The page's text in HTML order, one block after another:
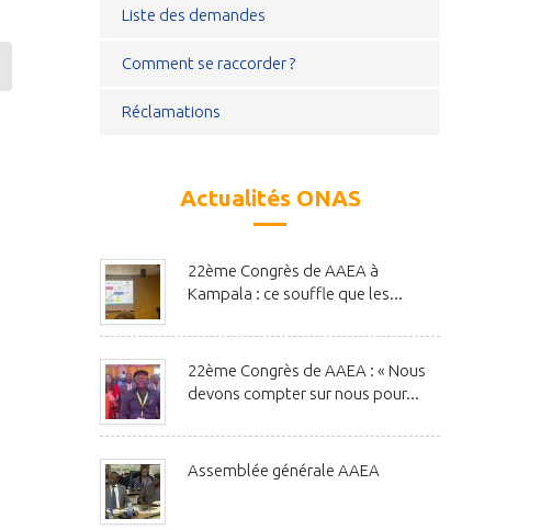
Liste des demandes
Comment se raccorder ?
Réclamations
Actualités ONAS
22ème Congrès de AAEA à
Kampala : ce souffle que les...
22ème Congrès de AAEA : « Nous
devons compter sur nous pour...
Assemblée générale AAEA